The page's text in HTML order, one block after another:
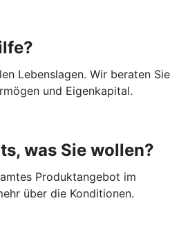
Lebenslagen. Wir beraten Sie
und Eigenkapital.
was Sie wollen?
Produktangebot im
über die Konditionen.